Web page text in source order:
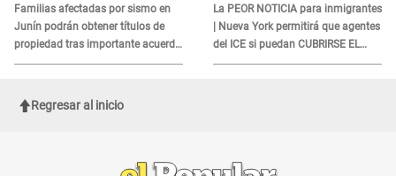
Familias afectadas por sismo en
Junín podrán obtener títulos de
propiedad tras importante acuerdo
de Cofopri
DOCUMENTO
La PEOR NOTICIA para inmigrantes
| Nueva York permitirá que agentes
del ICE si puedan CUBRIRSE EL
ROSTRO
Regresar al inicio